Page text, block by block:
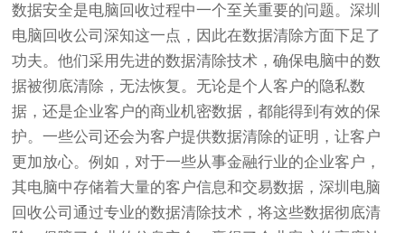
数据安全是电脑回收过程中一个至关重要的问题。深圳
电脑回收公司深知这一点，因此在数据清除方面下足了
功夫。他们采用先进的数据清除技术，确保电脑中的数
据被彻底清除，无法恢复。无论是个人客户的隐私数
据，还是企业客户的商业机密数据，都能得到有效的保
护。一些公司还会为客户提供数据清除的证明，让客户
更加放心。例如，对于一些从事金融行业的企业客户，
其电脑中存储着大量的客户信息和交易数据，深圳电脑
回收公司通过专业的数据清除技术，将这些数据彻底清